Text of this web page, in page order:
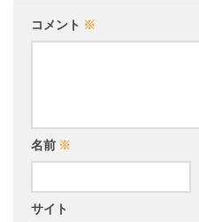
コメント ※
名前 ※
サイト